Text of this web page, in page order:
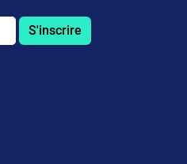
S'inscrire